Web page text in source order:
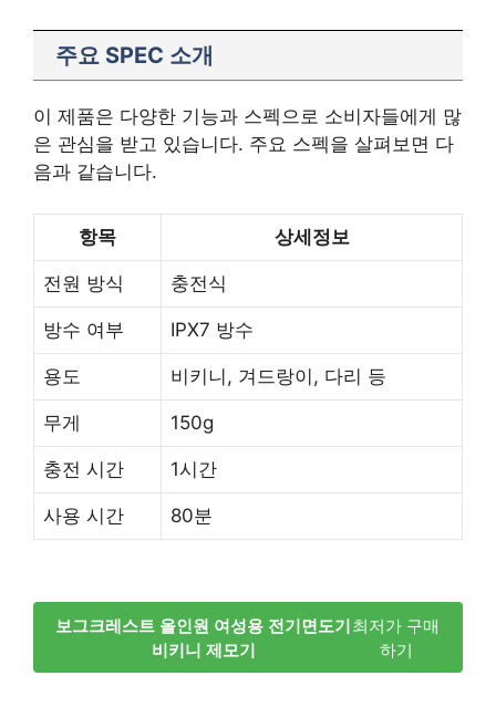
주요 SPEC 소개
이 제품은 다양한 기능과 스펙으로 소비자들에게 많
은 관심을 받고 있습니다. 주요 스펙을 살펴보면 다
음과 같습니다.
항목 상세정보
전원 방식 충전식
방수 여부 IPX7 방수
용도 비키니, 겨드랑이, 다리 등
무게 150g
충전 시간 1시간
사용 시간 80분
보그크레스트 올인원 여성용 전기면도기
비키니 제모기
최저가 구매
하기